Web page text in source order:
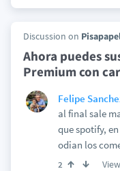
Discussion on
Ahora puedes
Premium con
Felipe
al final sale
que spotify,
odian los
2 View